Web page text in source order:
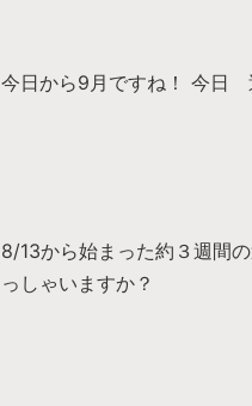
今日から9月ですね！ 今日
8/13から始まった約３週間
っしゃいますか？